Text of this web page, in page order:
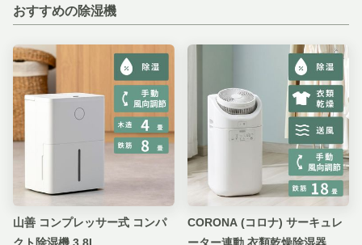
おすすめの除湿機
山善 コンプレッサー式 コンパ
CORONA (コロナ) サーキュレ